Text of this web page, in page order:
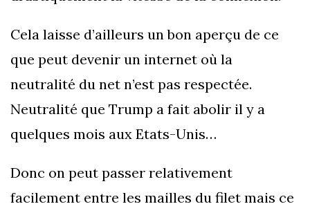
Cela laisse d’ailleurs un bon aperçu de ce
que peut devenir un internet où la
neutralité du net n’est pas respectée.
Neutralité que Trump a fait abolir il y a
quelques mois aux Etats-Unis…
Donc on peut passer relativement
facilement entre les mailles du filet mais ce